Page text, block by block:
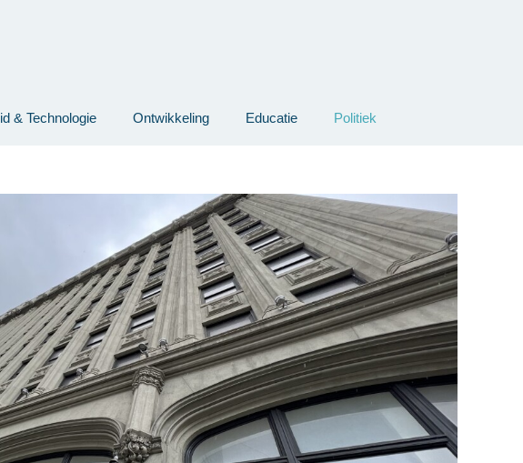
& Technologie Ontwikkeling Educatie Politiek